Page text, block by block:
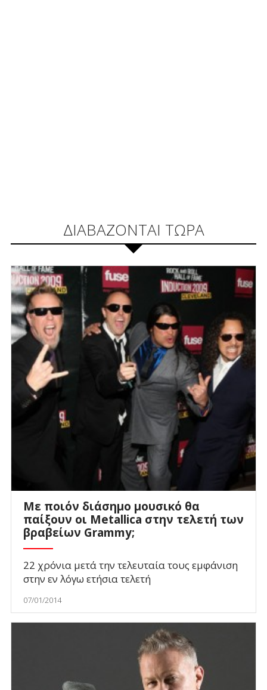
ΔΙΑΒΑΖΟΝΤΑΙ ΤΩΡΑ
Με ποιόν διάσημο μουσικό θα
παίξουν οι Metallica στην τελετή των
βραβείων Grammy;
22 χρόνια μετά την τελευταία τους εμφάνιση
στην εν λόγω ετήσια τελετή
07/01/2014